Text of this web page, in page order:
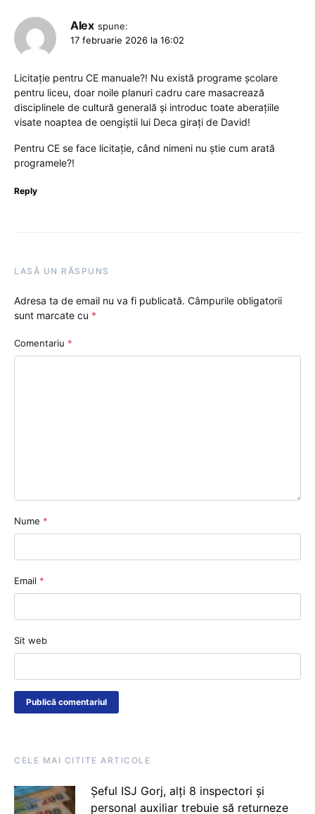
Alex spune:
17 februarie 2026 la 16:02
Licitație pentru CE manuale?! Nu există programe școlare
pentru liceu, doar noile planuri cadru care masacrează
disciplinele de cultură generală și introduc toate aberațiile
visate noaptea de oengiștii lui Deca girați de David!
Pentru CE se face licitație, când nimeni nu știe cum arată
programele?!
Reply
LASĂ UN RĂSPUNS
Adresa ta de email nu va fi publicată. Câmpurile obligatorii
sunt marcate cu *
Comentariu *
Nume *
Email *
Sit web
CELE MAI CITITE ARTICOLE
Șeful ISJ Gorj, alți 8 inspectori și
personal auxiliar trebuie să returneze